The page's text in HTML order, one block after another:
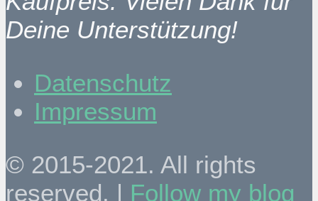
Deine Unterstützung!
Datenschutz
Impressum
© 2015-2021. All rights
reserved. | Follow my blog